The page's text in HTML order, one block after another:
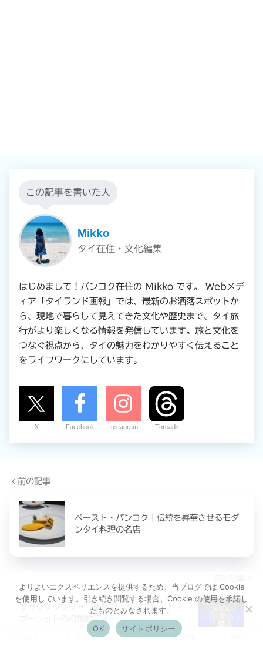
この記事を書いた人
Mikko
タイ在住・文化編集
はじめまして！バンコク在住の Mikko です。 Webメデ
ィア「タイランド画報」では、最新のお洒落スポットか
ら、現地で暮らして見えてきた文化や歴史まで、タイ旅
行がより楽しくなる情報を発信しています。旅と文化を
つなぐ視点から、タイの魅力をわかりやすく伝えること
をライフワークにしています。
X Facebook Instagram Threads
前の記事
ペースト・バンコク｜伝統を昇華させるモダ
ンタイ料理の名店
ブラックジンジャー体験記｜ザ・スレート・
プーケットの幻想的ディ…
プーケット チェンマイ エリア別
よりよいエクスペリエンスを提供するため、当ブログでは Cookie
を使用しています。引き続き閲覧する場合、Cookie の使用を承諾し
たものとみなされます。
OK
サイトポリシー